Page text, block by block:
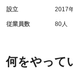
何をやって
設立 2017
従業員数 80人